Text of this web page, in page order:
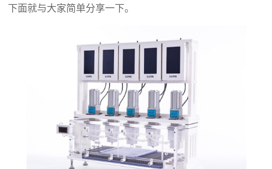
下面就与大家简单分享一下。